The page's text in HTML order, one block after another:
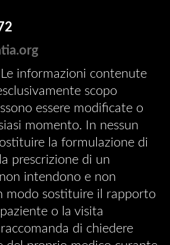
informazioni contenute
scopo
essere modificate o
momento. In nessun
la formulazione di
prescrizione di un
intendono e non
modo sostituire il rapporto
o la visita
di chiedere